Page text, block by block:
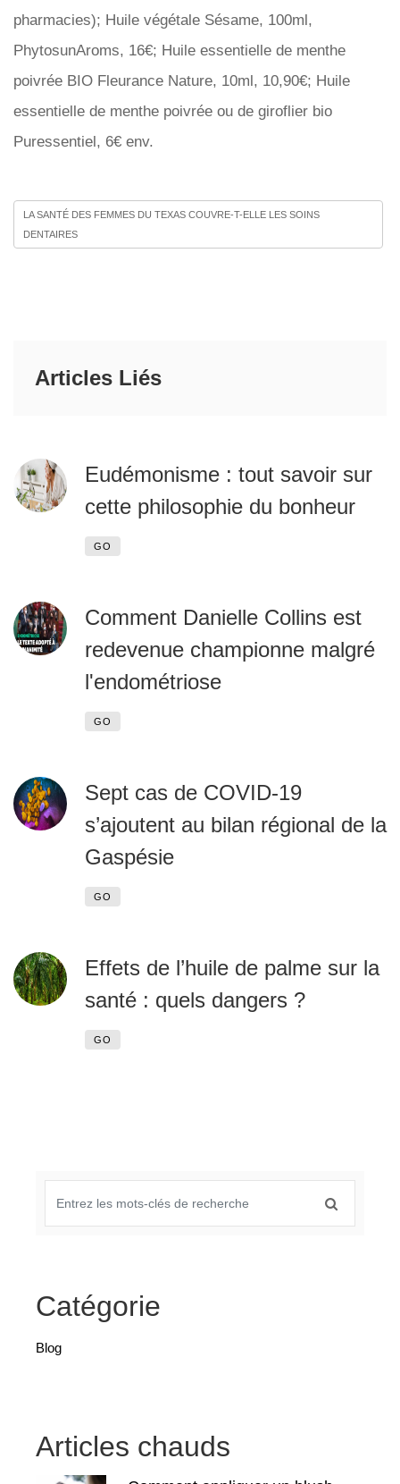
pharmacies); Huile végétale Sésame, 100ml,
PhytosunAroms, 16€; Huile essentielle de menthe
poivrée BIO Fleurance Nature, 10ml, 10,90€; Huile
essentielle de menthe poivrée ou de giroflier bio
Puressentiel, 6€ env.
LA SANTÉ DES FEMMES DU TEXAS COUVRE-T-ELLE LES SOINS
DENTAIRES
Articles Liés
Eudémonisme : tout savoir sur
cette philosophie du bonheur
GO
Comment Danielle Collins est
redevenue championne malgré
l'endométriose
GO
Sept cas de COVID-19
s’ajoutent au bilan régional de la
Gaspésie
GO
Effets de l’huile de palme sur la
santé : quels dangers ?
GO
Catégorie
Blog
Articles chauds